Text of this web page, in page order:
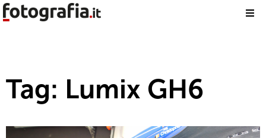
Tag: Lumix GH6